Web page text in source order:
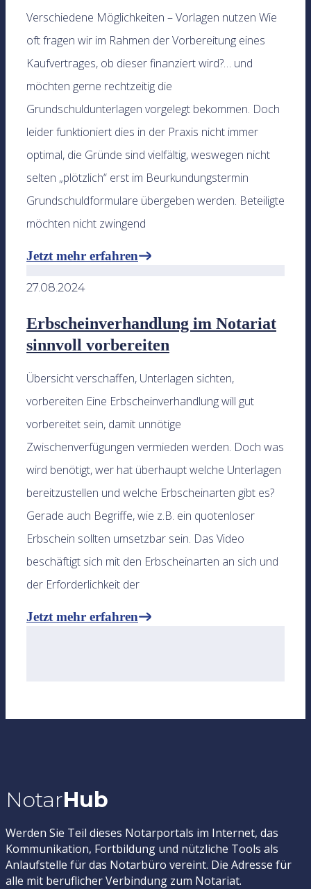
Verschiedene Möglichkeiten – Vorlagen nutzen Wie
oft fragen wir im Rahmen der Vorbereitung eines
Kaufvertrages, ob dieser finanziert wird?… und
möchten gerne rechtzeitig die
Grundschuldunterlagen vorgelegt bekommen. Doch
leider funktioniert dies in der Praxis nicht immer
optimal, die Gründe sind vielfältig, weswegen nicht
selten „plötzlich“ erst im Beurkundungstermin
Grundschuldformulare übergeben werden. Beteiligte
möchten nicht zwingend
Jetzt mehr erfahren
27.08.2024
Erbscheinverhandlung im Notariat
sinnvoll vorbereiten
Übersicht verschaffen, Unterlagen sichten,
vorbereiten Eine Erbscheinverhandlung will gut
vorbereitet sein, damit unnötige
Zwischenverfügungen vermieden werden. Doch was
wird benötigt, wer hat überhaupt welche Unterlagen
bereitzustellen und welche Erbscheinarten gibt es?
Gerade auch Begriffe, wie z.B. ein quotenloser
Erbschein sollten umsetzbar sein. Das Video
beschäftigt sich mit den Erbscheinarten an sich und
der Erforderlichkeit der
Jetzt mehr erfahren
NotarHub
Werden Sie Teil dieses Notarportals im Internet, das
Kommunikation, Fortbildung und nützliche Tools als
Anlaufstelle für das Notarbüro vereint. Die Adresse für
alle mit beruflicher Verbindung zum Notariat.